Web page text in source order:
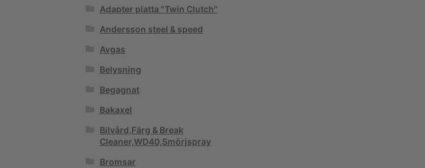
Adapter platta "Twin Clutch"
Andersson steel & speed
Avgas
Belysning
Begagnat
Bakaxel
Bilvård,Färg & Break
Cleaner,WD40,Smörjspray
Bromsar